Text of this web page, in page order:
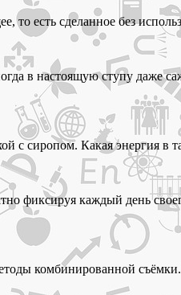
то есть сделанное без
в настоящую ступу даже
с сиропом. Какая энергия в
фиксируя каждый день
комбинированной